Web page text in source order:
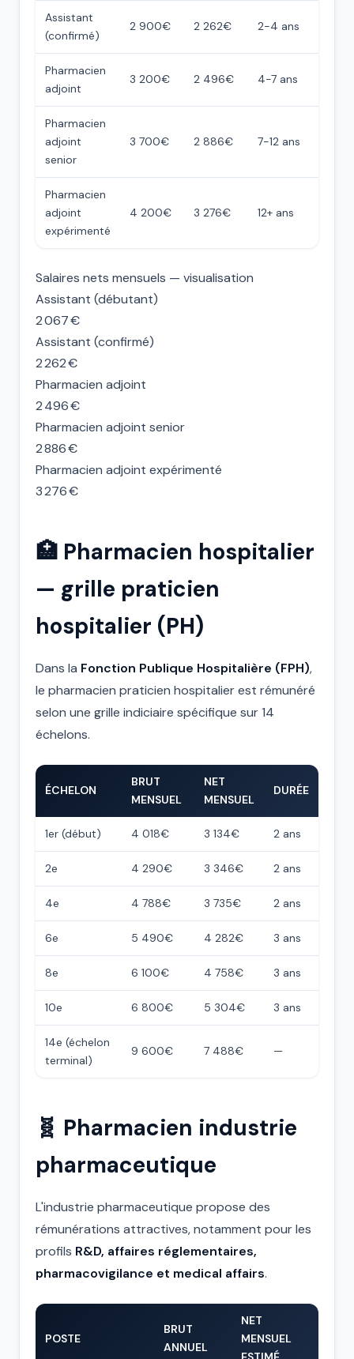
Assistant
(confirmé)
2 900€ 2 262€ 2-4 ans
Pharmacien
adjoint
3 200€ 2 496€ 4-7 ans
Pharmacien
adjoint
senior
3 700€ 2 886€ 7-12 ans
Pharmacien
adjoint
expérimenté
4 200€ 3 276€ 12+ ans
Salaires nets mensuels — visualisation
Assistant (débutant)
2 067 €
Assistant (confirmé)
2 262 €
Pharmacien adjoint
2 496 €
Pharmacien adjoint senior
2 886 €
Pharmacien adjoint expérimenté
3 276 €
🏥 Pharmacien hospitalier
— grille praticien
hospitalier (PH)
Dans la Fonction Publique Hospitalière (FPH),
le pharmacien praticien hospitalier est rémunéré
selon une grille indiciaire spécifique sur 14
échelons.
ÉCHELON
BRUT
MENSUEL
NET
MENSUEL
DURÉE
1er (début) 4 018€ 3 134€ 2 ans
2e 4 290€ 3 346€ 2 ans
4e 4 788€ 3 735€ 2 ans
6e 5 490€ 4 282€ 3 ans
8e 6 100€ 4 758€ 3 ans
10e 6 800€ 5 304€ 3 ans
14e (échelon
terminal)
9 600€ 7 488€ —
🧬 Pharmacien industrie
pharmaceutique
L'industrie pharmaceutique propose des
rémunérations attractives, notamment pour les
profils R&D, affaires réglementaires,
pharmacovigilance et medical affairs.
POSTE
BRUT
ANNUEL
NET
MENSUEL